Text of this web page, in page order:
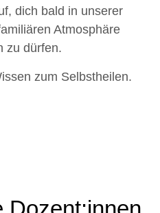
dich bald in unserer
Atmosphäre
zu dürfen.
zum Selbstheilen.